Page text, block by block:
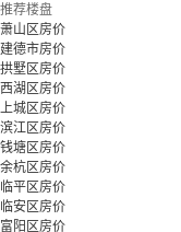
推荐楼盘
萧山区房价
建德市房价
拱墅区房价
西湖区房价
上城区房价
滨江区房价
钱塘区房价
余杭区房价
临平区房价
临安区房价
富阳区房价